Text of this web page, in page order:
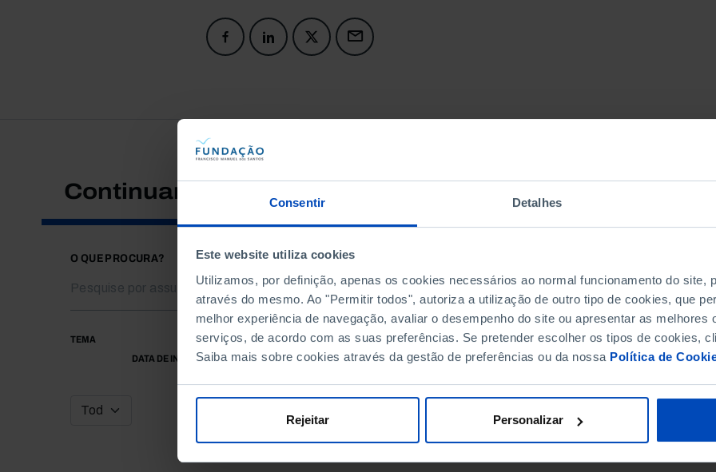
Consentir Detalhes
Este website utiliza cookies
Utilizamos, por definição, apenas os cookies necessários ao normal funcionamento do site,
através do mesmo. Ao "Permitir todos", autoriza a utilização de outro tipo de cookies, que
melhor experiência de navegação, avaliar o desempenho do site ou apresentar as melhores
serviços, de acordo com as suas preferências. Se pretender escolher os tipos de cookies,
Saiba mais sobre cookies através da gestão de preferências ou da nossa Política de
Rejeitar Personalizar
Continuar a pesquisar
O QUE PROCURA?
TEMA
DATA DE INÍCIO
DATA DE FIM